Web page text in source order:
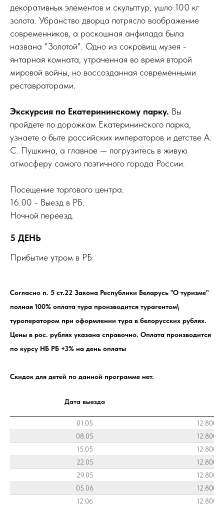
декоративных элементов и скульптур, ушло 100 кг
золота. Убранство дворца потрясло воображение
современников, а роскошная анфилада была
названа "Золотой". Одно из сокровищ музея -
янтарная комната, утраченная во время второй
мировой войны, но воссозданная современными
реставраторами.
Экскурсия по Екатерининскому парку. Вы
пройдете по дорожкам Екатерининского парка,
узнаете о быте российских императоров и детстве А.
С. Пушкина, а главное — погрузитесь в живую
атмосферу самого поэтичного города России.
Посещение торгового центра.
16.00 - Выезд в РБ.
Ночной переезд.
5 ДЕНЬ
Прибытие утром в РБ
Согласно п. 5 ст.22 Закона Республики Беларусь "О туризме"
полная 100% оплата тура производится турагентом\
туроператором при оформлении тура в белорусских рублях.
Цены в рос. рублях указана справочно. Оплата производится
по курсу НБ РБ +3% на день оплаты
Скидок для детей по данной программе нет.
Дата выезда
01.05
12.800
08.05
12.800
15.05
12.800
22.05
12.800
29.05
12.800
05.06
12.800
12.06
12.800